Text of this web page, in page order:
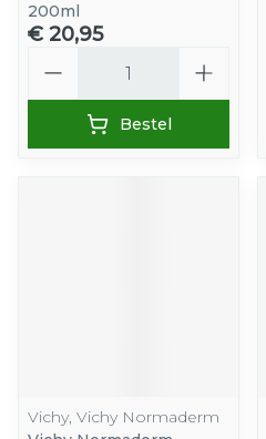
200ml
€ 20,95
Bestel
Vichy, Vichy Normaderm